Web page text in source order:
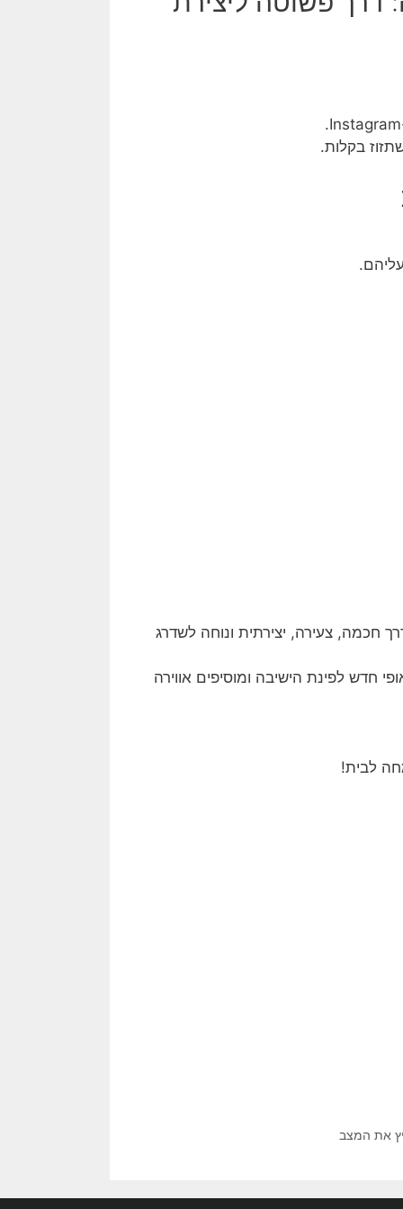
בקלות.
חכמה, צעירה, יצירתית ונוחה לשדרג
חדש לפינת הישיבה ומוסיפים אווירה
לבית!
את המצב